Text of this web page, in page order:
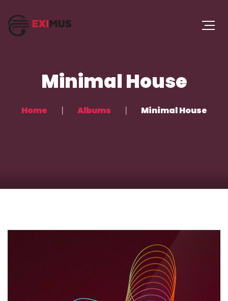
Minimal House
Home Albums Minimal House